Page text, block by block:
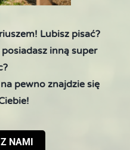
Lubisz pisać?
inną super
pewno znajdzie się
NAMI